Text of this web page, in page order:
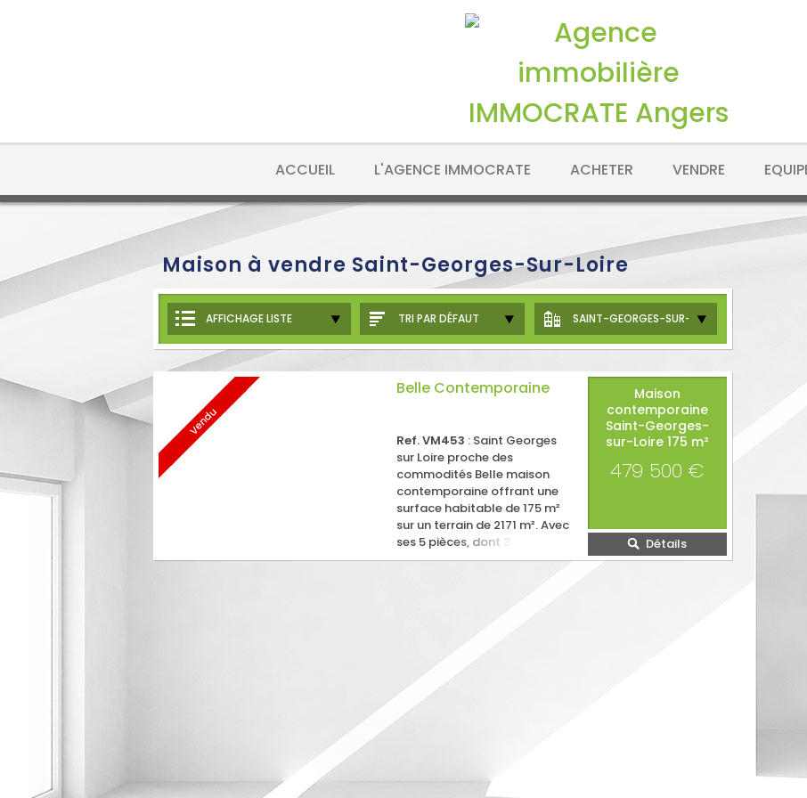
ACCUEIL L'AGENCE IMMOCRATE ACHETER VENDRE
Maison à vendre Saint-Georges-Sur-Loire
AFFICHAGE LISTE TRI PAR DÉFAUT SAINT-GEORGES-SUR-LOIRE
Vendu
Belle Contemporaine
Ref. VM453 : Saint Georges
sur Loire proche des
commodités Belle maison
contemporaine offrant une
surface habitable de 175 m²
sur un terrain de 2171 m². Avec
ses 5 pièces, dont 3 chambres
spacieuses, cette maison est
Maison
contemporaine
Saint-Georges-
sur-Loire175 m²
479 500 €
Détails